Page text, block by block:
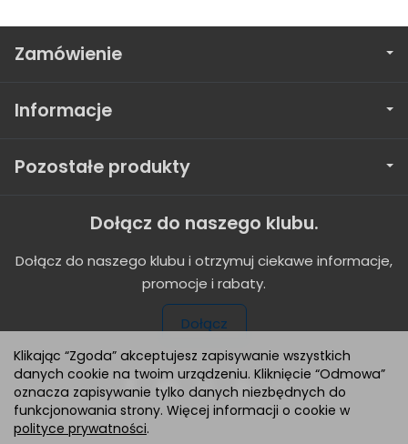
Zamówienie
Informacje
Pozostałe produkty
Dołącz do naszego klubu.
Dołącz do naszego klubu i otrzymuj ciekawe informacje,
promocje i rabaty.
Dołącz
Klikając “Zgoda” akceptujesz zapisywanie wszystkich
danych cookie na twoim urządzeniu. Kliknięcie “Odmowa”
oznacza zapisywanie tylko danych niezbędnych do
funkcjonowania strony. Więcej informacji o cookie w
polityce prywatności.